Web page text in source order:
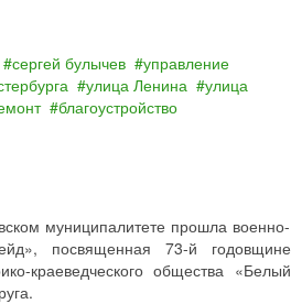
сергей булычев
управление
улица Ленина
улица
благоустройство
муниципалитете прошла военно-
посвященная 73-й годовщине
краеведческого общества «Белый